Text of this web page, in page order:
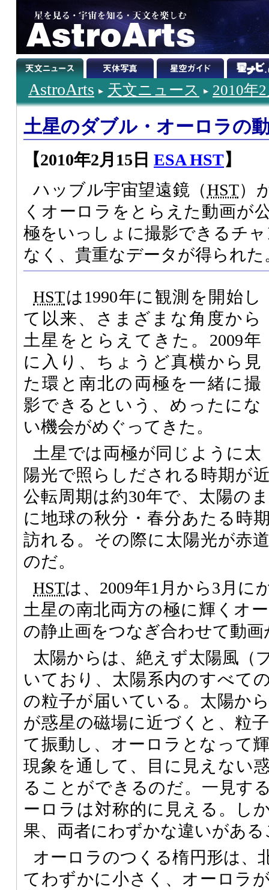
AstroArts 天文ニュース 2010年
土星のダブル・オーロラの
【2010年2月15日 ESA HST】
ハッブル宇宙望遠鏡（HST）
くオーロラをとらえた動画が
極をいっしょに撮影できるチ
なく、貴重なデータが得られた
HSTは1990年に観測を開始し
て以来、さまざまな角度から
土星をとらえてきた。2009年
に入り、ちょうど真横から見
た環と南北の両極を一緒に撮
影できるという、めったにな
い機会がめぐってきた。
土星では両極が同じように太
陽光で照らしだされる時期が
公転周期は約30年で、太陽の
に地球の秋分・春分あたる時
訪れる。その際に太陽光が赤
のだ。
HSTは、2009年1月から3月に
土星の南北両方の極に輝くオ
の静止画をつなぎ合わせて動
太陽からは、絶えず太陽風（
いており、太陽系内のすべて
の粒子が届いている。太陽か
が惑星の磁場に近づくと、粒
て振動し、オーロラとなって
現象を通して、目に見えない
ることができるのだ。一見す
ーロラは対称的に見える。し
果、両者にわずかな違いがあ
オーロラのつくる楕円形は、
てわずかに小さく、オーロラ